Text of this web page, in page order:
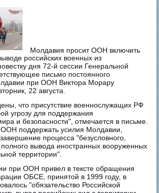
Молдавия просит ООН включить
российских военных из
дня 72-й сессии Генеральной
письмо постоянного
при ООН Виктора Морару
22 августа.
что присутствие военнослужащих РФ
угрозу для поддержания
и безопасности", отмечается в письме.
поддержать усилия Молдавии,
процесса "безусловного,
вывода иностранных вооруженных
территории".
при ООН привел в тексте обращения
ОБСЕ, принятой в 1999 году, в
"обязательство Российской